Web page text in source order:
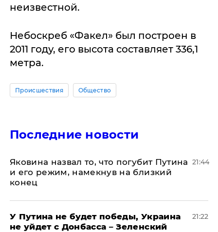
неизвестной.
Небоскреб «Факел» был построен в
2011 году, его высота составляет 336,1
метра.
Происшествия Общество
Последние новости
Яковина назвал то, что погубит Путина
и его режим, намекнув на близкий
конец
21:44
У Путина не будет победы, Украина
не уйдет с Донбасса – Зеленский
21:22